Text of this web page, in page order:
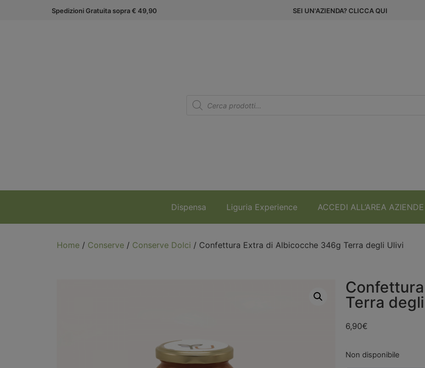
Spedizioni Gratuita sopra € 49,90 SEI UN'AZIENDA? CLICCA QUI
Dispensa Liguria Experience ACCEDI ALL’AREA AZIENDE
Home / Conserve / Conserve Dolci / Confettura Extra di Albicocche 346g Terra degli Ulivi
Terra
6,90€
Non disponibile